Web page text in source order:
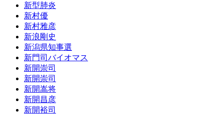
新型肺炎
新村優
新村雅彦
新浪剛史
新潟県知事選
新門司バイオマス
新開崇司
新開崇司
新開嵩将
新開昌彦
新開裕司